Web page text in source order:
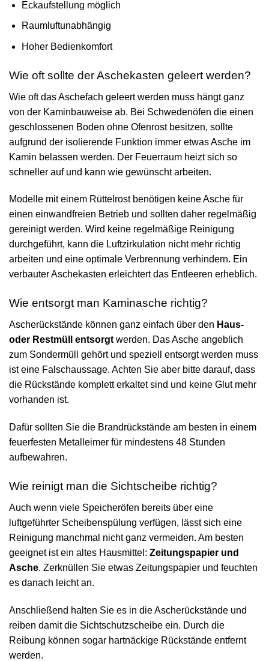
Eckaufstellung möglich
Raumluftunabhängig
Hoher Bedienkomfort
Wie oft sollte der Aschekasten geleert werden?
Wie oft das Aschefach geleert werden muss hängt ganz
von der Kaminbauweise ab. Bei Schwedenöfen die einen
geschlossenen Boden ohne Ofenrost besitzen, sollte
aufgrund der isolierende Funktion immer etwas Asche im
Kamin belassen werden. Der Feuerraum heizt sich so
schneller auf und kann wie gewünscht arbeiten.
Modelle mit einem Rüttelrost benötigen keine Asche für
einen einwandfreien Betrieb und sollten daher regelmäßig
gereinigt werden. Wird keine regelmäßige Reinigung
durchgeführt, kann die Luftzirkulation nicht mehr richtig
arbeiten und eine optimale Verbrennung verhindern. Ein
verbauter Aschekasten erleichtert das Entleeren erheblich.
Wie entsorgt man Kaminasche richtig?
Ascherückstände können ganz einfach über den Haus-
oder Restmüll entsorgt werden. Das Asche angeblich
zum Sondermüll gehört und speziell entsorgt werden muss
ist eine Falschaussage. Achten Sie aber bitte darauf, dass
die Rückstände komplett erkaltet sind und keine Glut mehr
vorhanden ist.
Dafür sollten Sie die Brandrückstände am besten in einem
feuerfesten Metalleimer für mindestens 48 Stunden
aufbewahren.
Wie reinigt man die Sichtscheibe richtig?
Auch wenn viele Speicheröfen bereits über eine
luftgeführter Scheibenspülung verfügen, lässt sich eine
Reinigung manchmal nicht ganz vermeiden. Am besten
geeignet ist ein altes Hausmittel: Zeitungspapier und
Asche. Zerknüllen Sie etwas Zeitungspapier und feuchten
es danach leicht an.
Anschließend halten Sie es in die Ascherückstände und
reiben damit die Sichtschutzscheibe ein. Durch die
Reibung können sogar hartnäckige Rückstände entfernt
werden.